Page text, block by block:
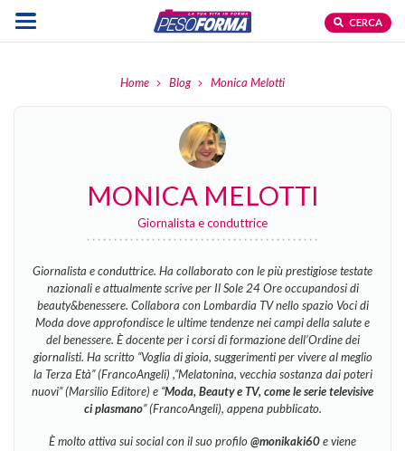
CERCA
Home Blog Monica Melotti
MONICA MELOTTI
Giornalista e conduttrice
Giornalista e conduttrice. Ha collaborato con le più prestigiose testate
nazionali e attualmente scrive per Il Sole 24 Ore occupandosi di
beauty&benessere. Collabora con Lombardia TV nello spazio Voci di
Moda dove approfondisce le ultime tendenze nei campi della salute e
del benessere. È docente per i corsi di formazione dell’Ordine dei
giornalisti. Ha scritto “Voglia di gioia, suggerimenti per vivere al meglio
la Terza Età” (FrancoAngeli) ,“Melatonina, vecchia sostanza dai poteri
nuovi” (Marsilio Editore) e “Moda, Beauty e TV, come le serie televisive
ci plasmano” (FrancoAngeli), appena pubblicato.
È molto attiva sui social con il suo profilo@monikaki60e viene